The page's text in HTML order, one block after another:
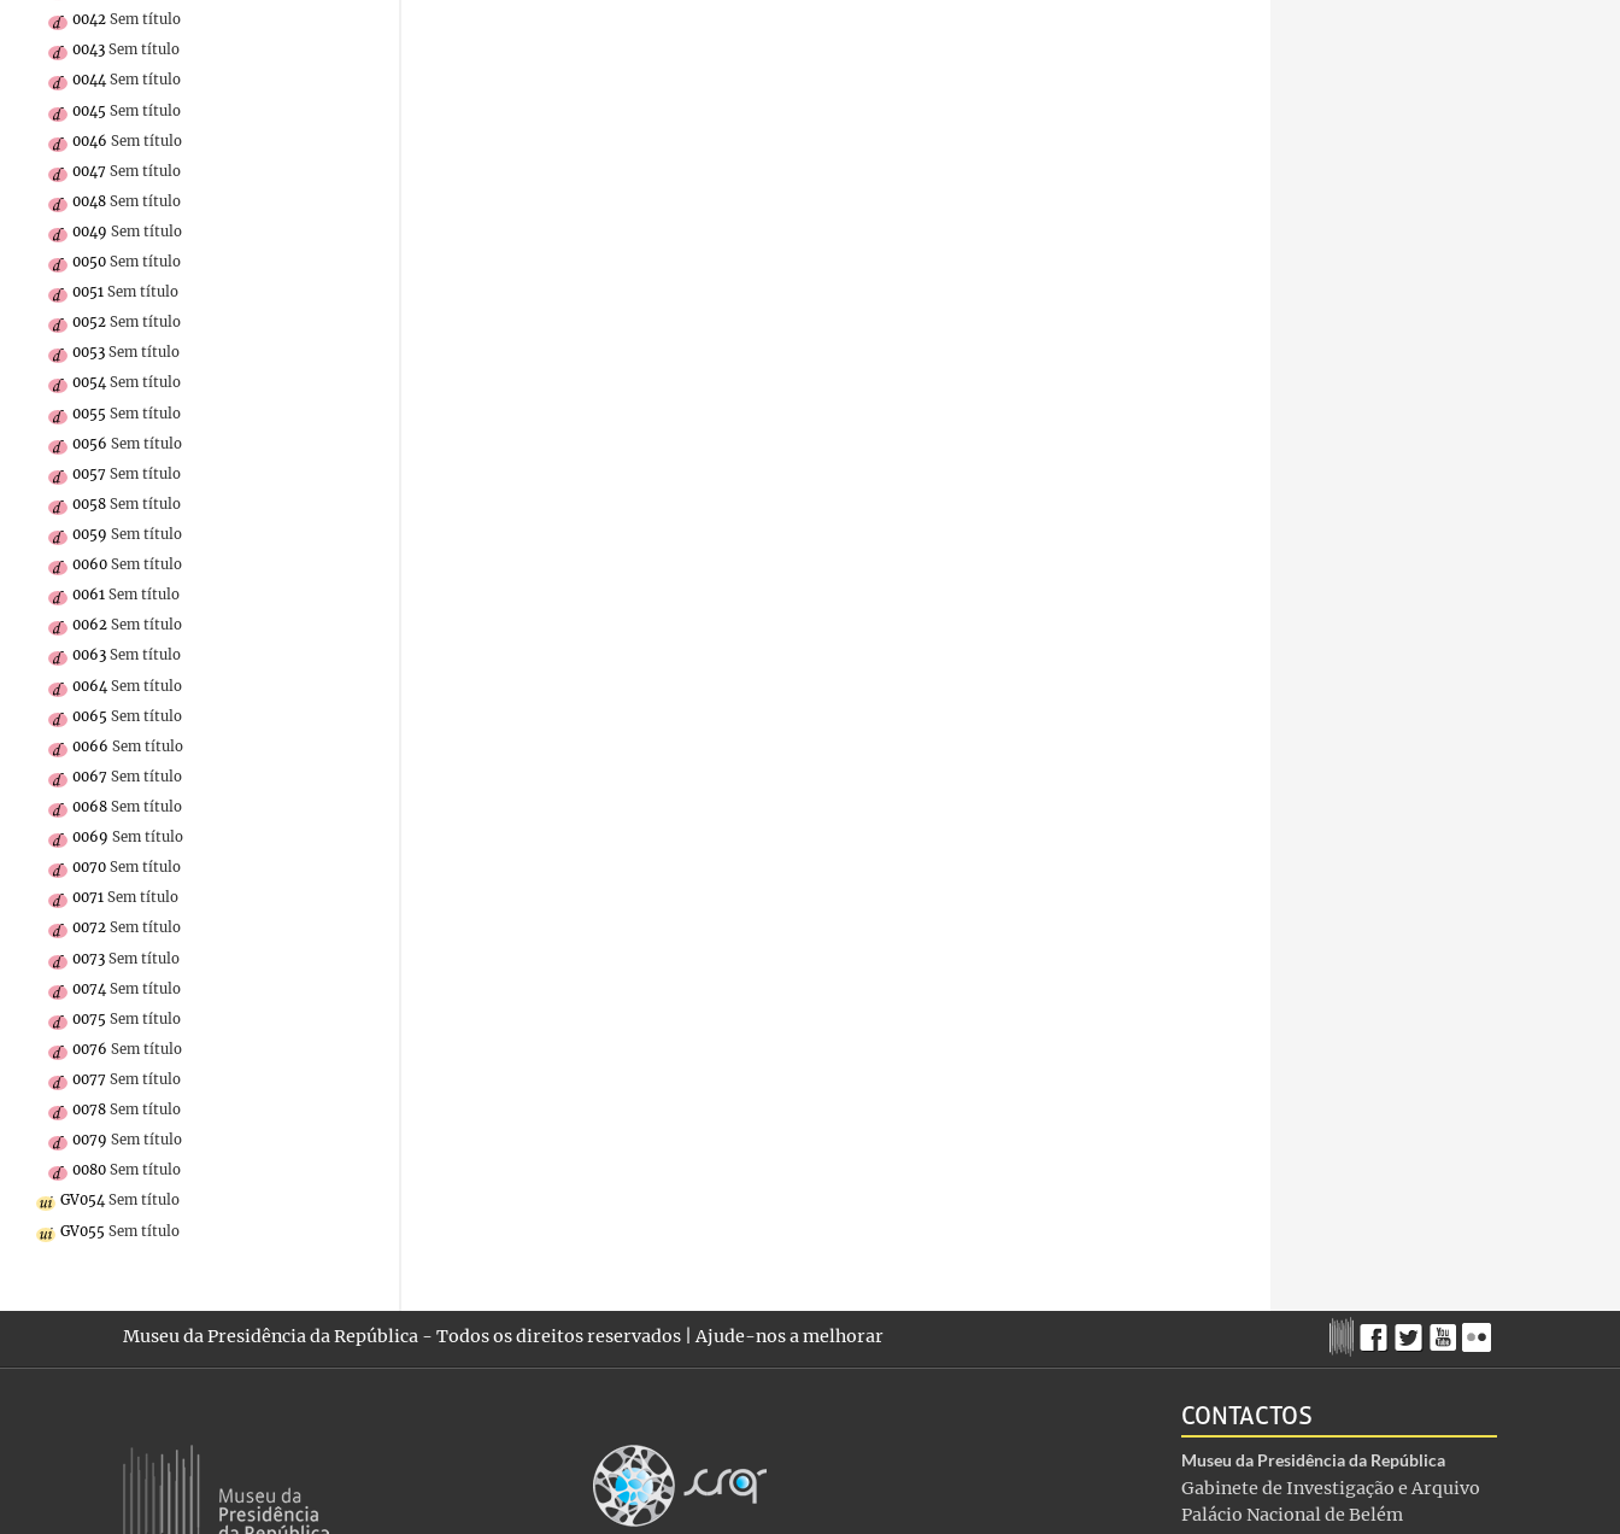
0042 Sem título
0043 Sem título
0044 Sem título
0045 Sem título
0046 Sem título
0047 Sem título
0048 Sem título
0049 Sem título
0050 Sem título
0051 Sem título
0052 Sem título
0053 Sem título
0054 Sem título
0055 Sem título
0056 Sem título
0057 Sem título
0058 Sem título
0059 Sem título
0060 Sem título
0061 Sem título
0062 Sem título
0063 Sem título
0064 Sem título
0065 Sem título
0066 Sem título
0067 Sem título
0068 Sem título
0069 Sem título
0070 Sem título
0071 Sem título
0072 Sem título
0073 Sem título
0074 Sem título
0075 Sem título
0076 Sem título
0077 Sem título
0078 Sem título
0079 Sem título
0080 Sem título
GV054 Sem título
GV055 Sem título
Museu da Presidência da República - Todos os direitos reservados |Ajude-nos a melhorar
CONTACTOS
Museu da Presidência da República
Gabinete de Investigação e Arquivo
Palácio Nacional de Belém